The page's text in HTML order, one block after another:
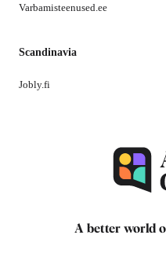
Varbamisteenused.ee
Scandinavia
Jobly.fi
A better world